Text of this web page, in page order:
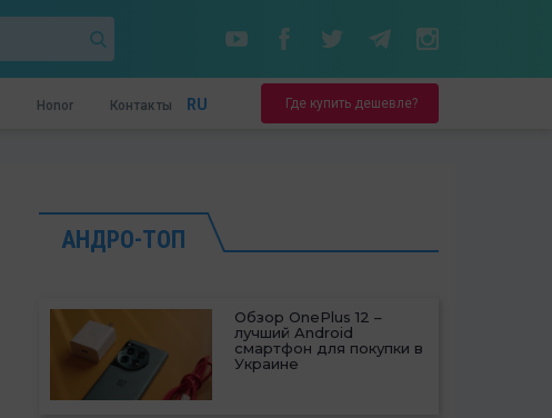
Honor Контакты RU Где купить дешевле?
АНДРО-ТОП
Обзор OnePlus 12 –
лучший Android
смартфон для покупки в
Украине